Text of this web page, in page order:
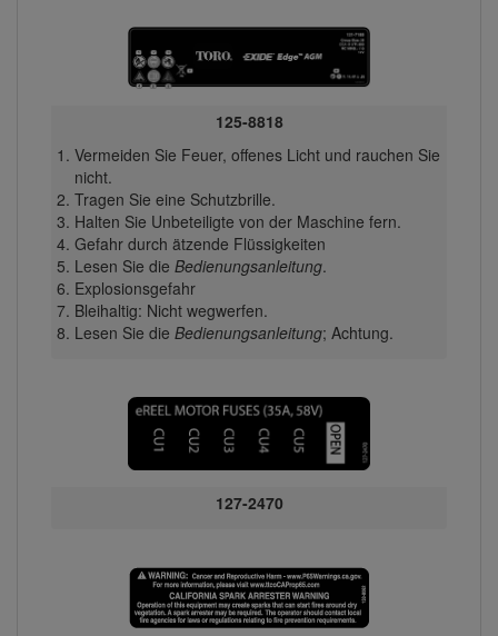
125-8818
Vermeiden Sie Feuer, offenes Licht und rauchen Sie
nicht.
Tragen Sie eine Schutzbrille.
Halten Sie Unbeteiligte von der Maschine fern.
Gefahr durch ätzende Flüssigkeiten
Lesen Sie die Bedienungsanleitung.
Explosionsgefahr
Bleihaltig: Nicht wegwerfen.
Lesen Sie die Bedienungsanleitung; Achtung.
127-2470